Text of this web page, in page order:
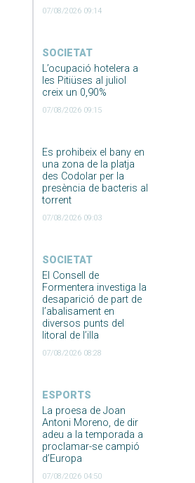
07/08/2026 09:14
SOCIETAT
L’ocupació hotelera a
les Pitiüses al juliol
creix un 0,90%
07/08/2026 09:15
Es prohibeix el bany en
una zona de la platja
des Codolar per la
presència de bacteris al
torrent
07/08/2026 09:03
SOCIETAT
El Consell de
Formentera investiga la
desaparició de part de
l’abalisament en
diversos punts del
litoral de l’illa
07/08/2026 08:28
ESPORTS
La proesa de Joan
Antoni Moreno, de dir
adeu a la temporada a
proclamar-se campió
d’Europa
07/08/2026 04:50